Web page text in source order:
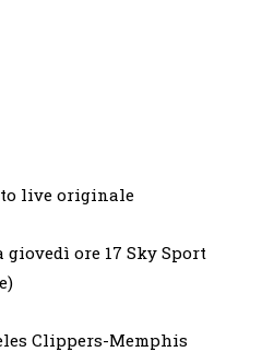
originale
17 Sky Sport
Memphis